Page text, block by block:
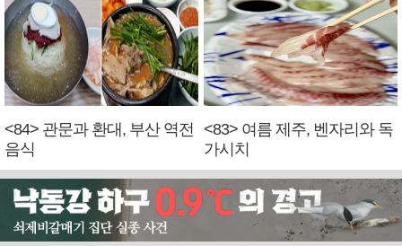
<84> 관문과 환대, 부산 역전
음식
<83> 여름 제주, 벤자리와 독
가시치